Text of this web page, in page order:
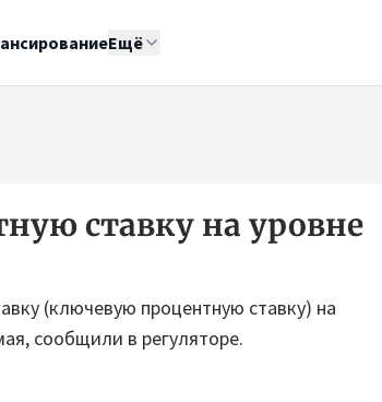
Ещё
ставку на уровне
(ключевую процентную ставку) на
сообщили в регуляторе.